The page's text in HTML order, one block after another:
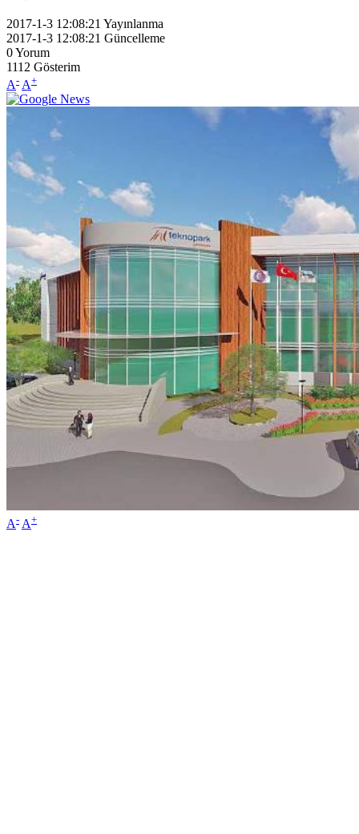
2017-1-3 12:08:21 Yayınlanma
2017-1-3 12:08:21 Güncelleme
0Yorum
1112 Gösterim
A- A+
A- A+